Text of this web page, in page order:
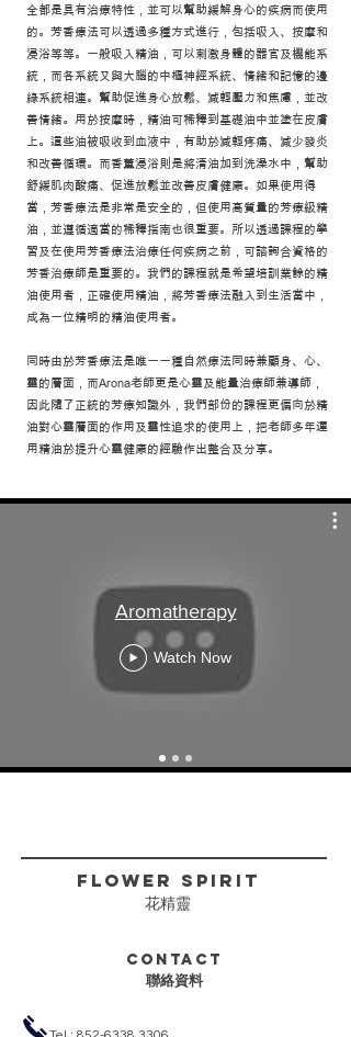
全都是具有治療特性，並可以幫助緩解身心的疾病而使用
的。芳香療法可以透過多種方式進行，包括吸入、按摩和
浸浴等等。一般吸入精油，可以剌激身體的器官及機能系
統，而各系統又與大腦的中樞神經系統、情緒和記憶的邊
緣系統相連。幫助促進身心放鬆、減輕壓力和焦慮，並改
善情緒。用於按摩時，精油可稀釋到基礎油中並塗在皮膚
上。這些油被吸收到血液中，有助於減輕疼痛、減少發炎
和改善循環。而香薰浸浴則是將清油加到洗澡水中，幫助
舒緩肌肉酸痛、促進放鬆並改善皮膚健康。如果使用得
當，芳香療法是非常是安全的，但使用高質量的芳療級精
油，並遵循適當的稀釋指南也很重要。所以透過課程的學
習及在使用芳香療法治療任何疾病之前，可諮詢合資格的
芳香治療師是重要的。我們的課程就是希望培訓業餘的精
油使用者，正確使用精油，將芳香療法融入到生活當中，
成為一位精明的精油使用者。
同時由於芳香療法是唯一一種自然療法同時兼顧身、心、
靈的層面，而Arona老師更是心靈及能量治療師兼導師，
因此隨了正統的芳療知識外，我們部份的課程更偏向於精
油對心靈層面的作用及靈性追求的使用上，把老師多年運
用精油於提升心靈健康的經驗作出整合及分享。
Aromatherapy
Watch Now
FLower Spirit
花精靈
Contact
聯絡資料